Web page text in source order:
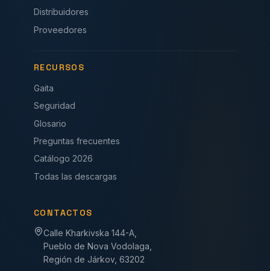
Distribuidores
Proveedores
RECURSOS
Gaita
Seguridad
Glosario
Preguntas frecuentes
Catálogo 2026
Todas las descargas
CONTACTOS
Calle Kharkivska 144-A,
Pueblo de Nova Vodolaga,
Región de Járkov, 63202